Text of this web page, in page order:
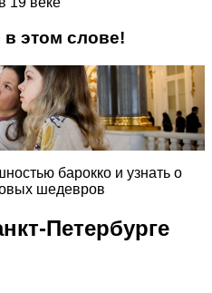
этом слове!
барокко и узнать о
шедевров
Петербурге